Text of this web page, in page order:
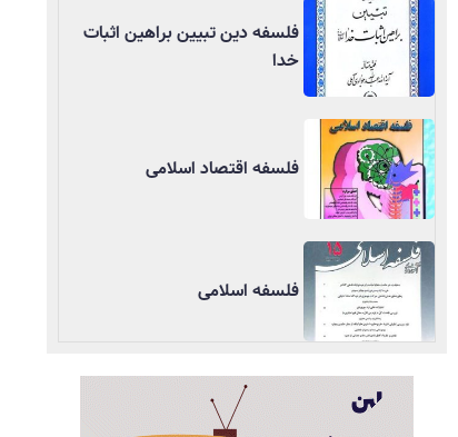
فلسفه دین تبیین براهین اثبات
خدا
فلسفه اقتصاد اسلامی
فلسفه اسلامی